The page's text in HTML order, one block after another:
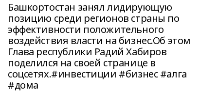
Башкортостан занял лидирующую
позицию среди регионов страны по
эффективности положительного
воздействия власти на бизнес.Об этом
Глава республики Радий Хабиров
поделился на своей странице в
соцсетях.#инвестиции #бизнес #алга
#дома